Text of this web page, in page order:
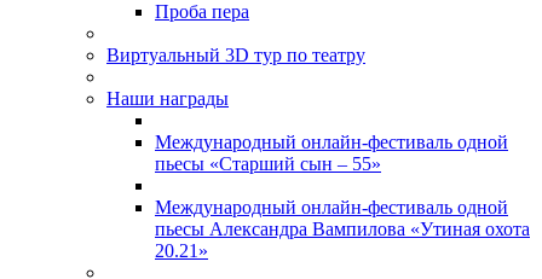
Проба пера
Виртуальный 3D тур по театру
Наши награды
Международный онлайн-фестиваль одной
пьесы «Старший сын – 55»
Международный онлайн-фестиваль одной
пьесы Александра Вампилова «Утиная охота
20.21»